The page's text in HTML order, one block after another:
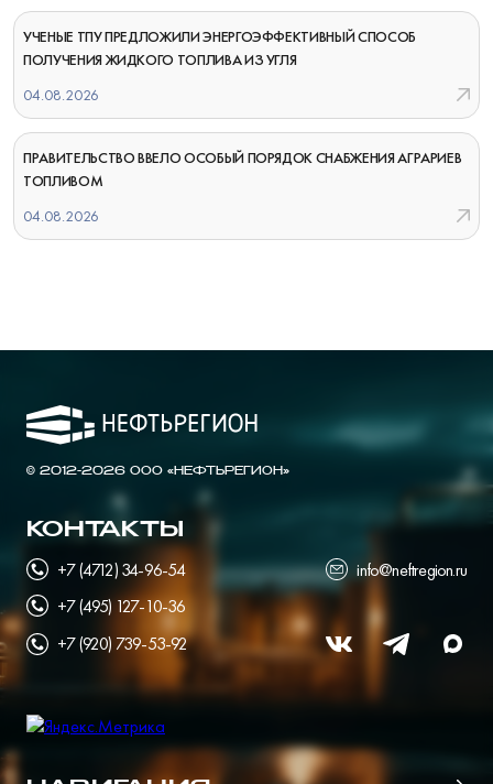
УЧЕНЫЕ ТПУ ПРЕДЛОЖИЛИ ЭНЕРГОЭФФЕКТИВНЫЙ СПОСОБ
ПОЛУЧЕНИЯ ЖИДКОГО ТОПЛИВА ИЗ УГЛЯ
04.08.2026
ПРАВИТЕЛЬСТВО ВВЕЛО ОСОБЫЙ ПОРЯДОК СНАБЖЕНИЯ АГРАРИЕВ
ТОПЛИВОМ
04.08.2026
© 2012-2026 ООО «НЕФТЬРЕГИОН»
КОНТАКТЫ
+7 (4712) 34-96-54
+7 (495) 127-10-36
+7 (920) 739-53-92
info@neftregion.ru